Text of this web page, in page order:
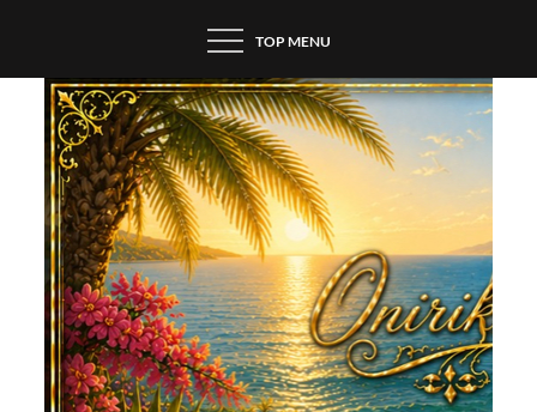
content
TOP MENU